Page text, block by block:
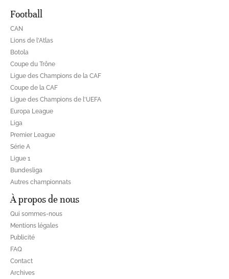
Football
CAN
Lions de l'Atlas
Botola
Coupe du Trône
Ligue des Champions de la CAF
Coupe de la CAF
Ligue des Champions de l'UEFA
Europa League
Liga
Premier League
Série A
Ligue 1
Bundesliga
Autres championnats
À propos de nous
Qui sommes-nous
Mentions légales
Publicité
FAQ
Contact
Archives